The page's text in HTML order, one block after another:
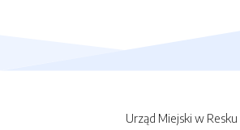
Urząd Miejski w Resku